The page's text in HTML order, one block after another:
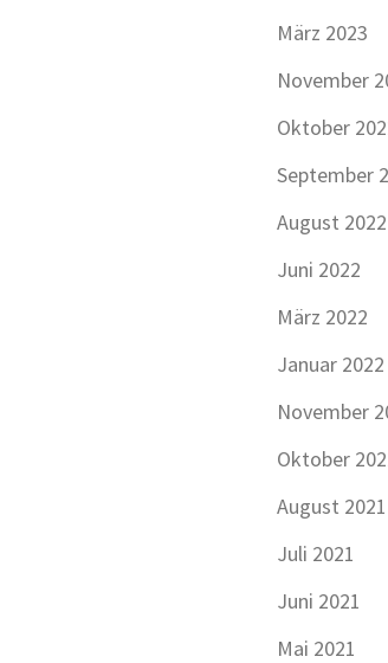
März 2023
November
Oktober
September
August 2022
Juni 2022
März 2022
Januar 2022
November
Oktober
August 2021
Juli 2021
Juni 2021
Mai 2021